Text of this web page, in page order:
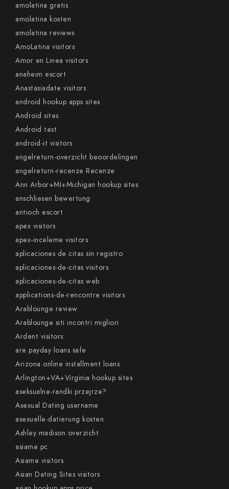
amolatina gratis
amolatina kosten
amolatina reviews
AmoLatina visitors
Amor en Linea visitors
anaheim escort
Anastasiadate visitors
android hookup apps sites
Android sites
Android test
android-it visitors
angelreturn-overzicht beoordelingen
angelreturn-recenze Recenze
Ann Arbor+MI+Michigan hookup sites
anschliesen bewertung
antioch escort
apex visitors
apex-inceleme visitors
aplicaciones de citas sin registro
aplicaciones-de-citas visitors
aplicaciones-de-citas web
applications-de-rencontre visitors
Arablounge review
Arablounge siti incontri migliori
Ardent visitors
are payday loans safe
Arizona online installment loans
Arlington+VA+Virginia hookup sites
aseksualne-randki przejrze?
Asexual Dating username
asexuelle-datierung kosten
Ashley madison overzicht
asiame pc
Asiame visitors
Asian Dating Sites visitors